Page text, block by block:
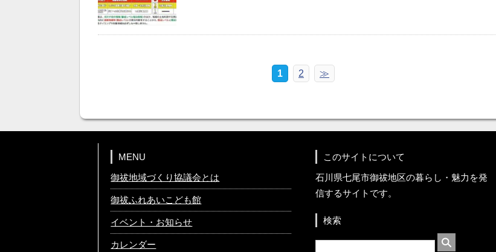
1 2 ≫
MENU
御祓地域づくり協議会とは
御祓ふれあいこども館
イベント・お知らせ
カレンダー
このサイトについて
石川県七尾市御祓地区の暮らし・魅力を発
信するサイトです。
検索